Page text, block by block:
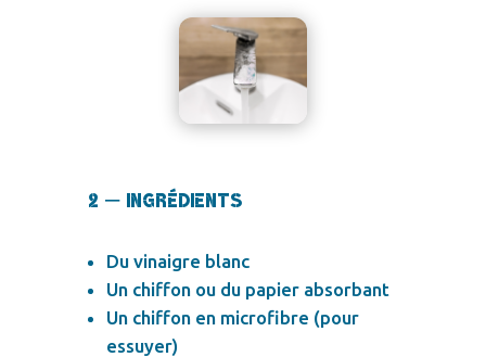
2 – Ingrédients
Du vinaigre blanc
Un chiffon ou du papier absorbant
Un chiffon en microfibre (pour
essuyer)